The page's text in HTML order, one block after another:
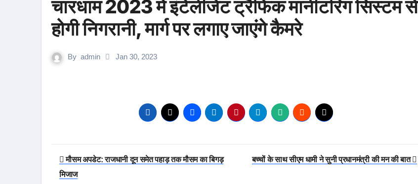
चारधाम 2023 में इंटेलीजेंट ट्रैफिक मानीटरिंग सिस्टम से
होगी निगरानी, मार्ग पर लगाए जाएंगे कैमरे
By admin Jan 30, 2023
Post
navigation
मौसम अपडेट: राजधानी दून समेत पहाड़ तक मौसम का बिगड़
मिजाज
बच्चों के साथ सीएम धामी ने सुनी प्रधानमंत्री की मन की बात